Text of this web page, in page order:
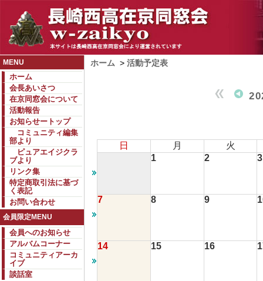
MENU
ホーム
会長あいさつ
在京同窓会について
活動報告
お知らせートップ
コミュニティ編集
部より
ピュアエイジクラ
ブより
リンク集
特定商取引法に基づ
く表記
お問い合わせ
会員限定MENU
会員へのお知らせ
アルバムコーナー
コミュニティアーカ
イブ
談話室
ホーム > 活動予定表
日 月
火
1
2 3
7 8 9
14 15 16